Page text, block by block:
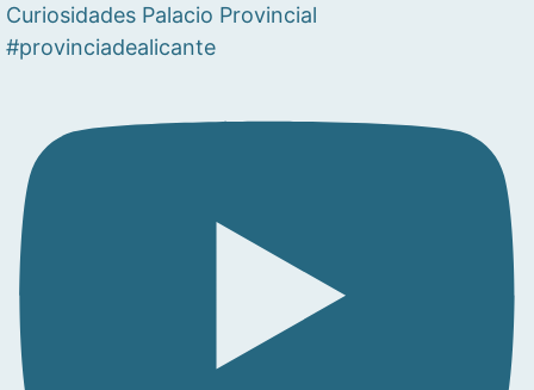
Curiosidades Palacio Provincial
#provinciadealicante